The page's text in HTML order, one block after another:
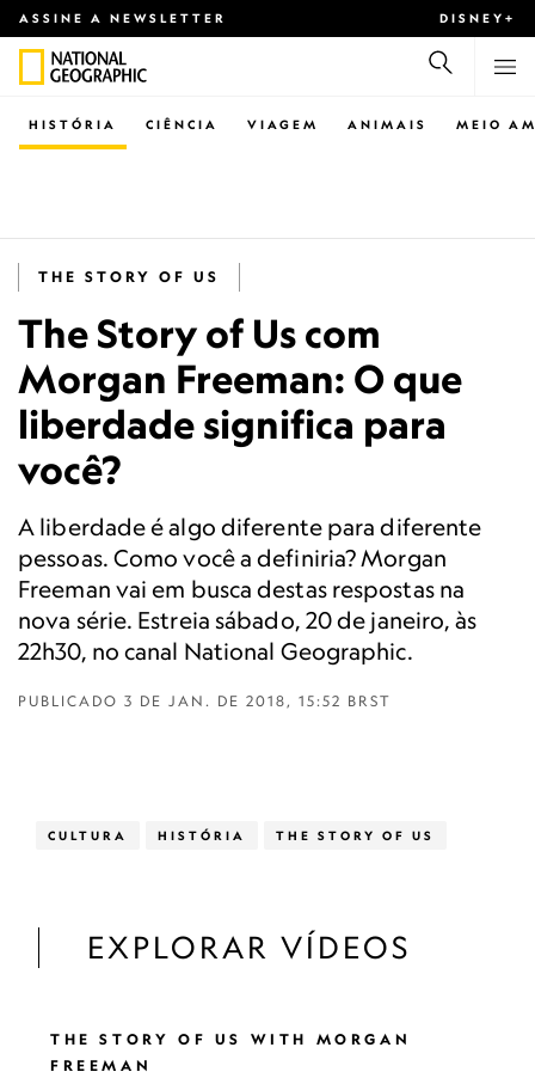
ASSINE A NEWSLETTER DISNEY+
CIÊNCIA VIAGEM ANIMAIS
HISTÓRIA MEIO
THE STORY OF US
The Story of Us com
Morgan Freeman: O que
liberdade significa para
você?
A liberdade é algo diferente para diferente
pessoas. Como você a definiria? Morgan
Freeman vai em busca destas respostas na
nova série. Estreia sábado, 20 de janeiro, às
22h30, no canal National Geographic.
PUBLICADO 3 DE JAN. DE 2018, 15:52 BRST
CULTURA HISTÓRIA THE STORY OF US
EXPLORAR VÍDEOS
THE STORY OF US WITH MORGAN
FREEMAN